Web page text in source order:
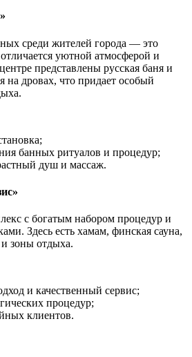
среди жителей города — это
уютной атмосферой и
представлены русская баня и
на дровах, что придает особый
банных ритуалов и процедур;
душ и массаж.
с богатым набором процедур и
Здесь есть хамам, финская сауна,
и зоны отдыха.
и качественный сервис;
процедур;
клиентов.